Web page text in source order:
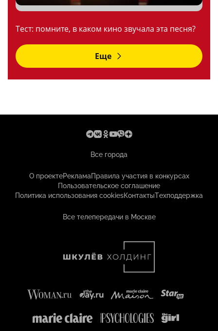
Тест: помните, в каком кино звучала эта песня?
Еще
Все города
О проектеРекламаПравила участия в конкурсах
Пользовательское соглашение
Политика использования cookiesКонтактыТехподдержка
Все телепередачи в Москве